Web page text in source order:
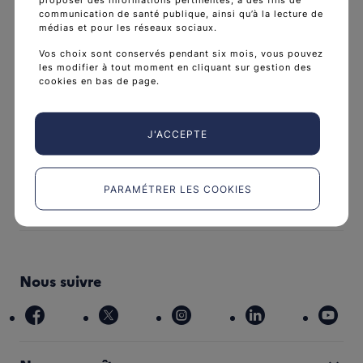
L'Institut national du cancer est l’agence d'expertise
sanitaire et scientifique en cancérologie de l’État.
Découvrir l’Institut arrow_forward
Nous suivre
facebook x instagram linkedin
communication de santé publique, ainsi qu’à la lecture de
médias et pour les réseaux sociaux.
Vos choix sont conservés pendant six mois, vous pouvez
les modifier à tout moment en cliquant sur gestion des
cookies en bas de page.
J'ACCEPTE
PARAMÉTRER LES COOKIES